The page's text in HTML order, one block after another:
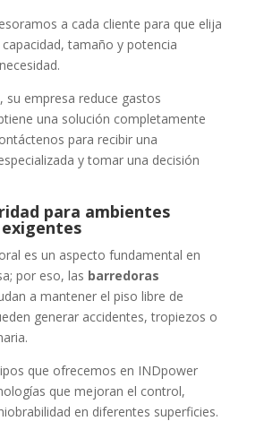
a cada cliente para que elija
tamaño y potencia
su empresa reduce gastos
una solución completamente
para recibir una
y tomar una decisión
para ambientes
es un aspecto fundamental en
por eso, las barredoras
a mantener el piso libre de
generar accidentes, tropiezos o
que ofrecemos en INDpower
que mejoran el control,
en diferentes superficies.